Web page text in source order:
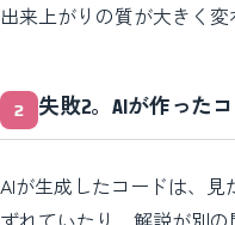
出来上がりの質が大きく変
失敗2。AIが作った
AIが生成したコードは、